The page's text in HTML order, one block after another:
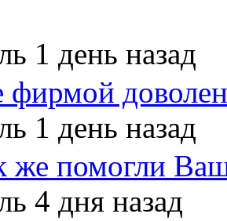
1 день назад
фирмой доволен
1 день назад
же помогли
4 дня назад